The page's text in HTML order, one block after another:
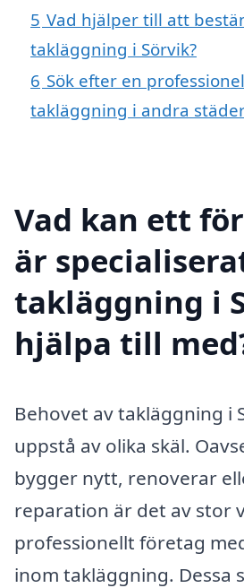
5 Vad hjälper till att
takläggning i Sörvik?
6 Sök efter en
takläggning i andra
Vad kan ett
är
takläggning i
hjälpa till
Behovet av takläggning i
uppstå av olika skäl.
bygger nytt, renoverar
reparation är det av stor
professionellt företag
inom takläggning. Dessa